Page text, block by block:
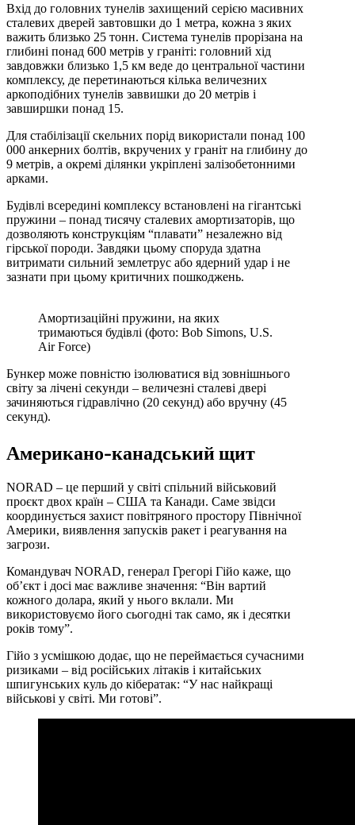
Вхід до головних тунелів захищений серією масивних
сталевих дверей завтовшки до 1 метра, кожна з яких
важить близько 25 тонн. Система тунелів прорізана на
глибині понад 600 метрів у граніті: головний хід
завдовжки близько 1,5 км веде до центральної частини
комплексу, де перетинаються кілька величезних
аркоподібних тунелів заввишки до 20 метрів і
завширшки понад 15.
Для стабілізації скельних порід використали понад 100
000 анкерних болтів, вкручених у граніт на глибину до
9 метрів, а окремі ділянки укріплені залізобетонними
арками.
Будівлі всередині комплексу встановлені на гігантські
пружини – понад тисячу сталевих амортизаторів, що
дозволяють конструкціям “плавати” незалежно від
гірської породи. Завдяки цьому споруда здатна
витримати сильний землетрус або ядерний удар і не
зазнати при цьому критичних пошкоджень.
Амортизаційні пружини, на яких
тримаються будівлі (фото: Bob Simons, U.S.
Air Force)
Бункер може повністю ізолюватися від зовнішнього
світу за лічені секунди – величезні сталеві двері
зачиняються гідравлічно (20 секунд) або вручну (45
секунд).
Американо-канадський щит
NORAD – це перший у світі спільний військовий
проєкт двох країн – США та Канади. Саме звідси
координується захист повітряного простору Північної
Америки, виявлення запусків ракет і реагування на
загрози.
Командувач NORAD, генерал Грегорі Гійо каже, що
об’єкт і досі має важливе значення: “Він вартий
кожного долара, який у нього вклали. Ми
використовуємо його сьогодні так само, як і десятки
років тому”.
Гійо з усмішкою додає, що не переймається сучасними
ризиками – від російських літаків і китайських
шпигунських куль до кібератак: “У нас найкращі
військові у світі. Ми готові”.